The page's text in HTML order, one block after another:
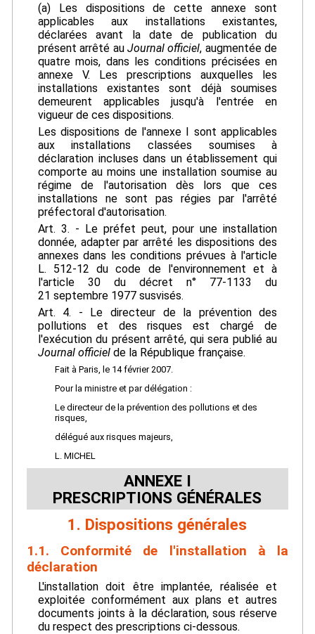
(a) Les dispositions de cette annexe sont
applicables aux installations existantes,
déclarées avant la date de publication du
présent arrêté au Journal officiel, augmentée de
quatre mois, dans les conditions précisées en
annexe V. Les prescriptions auxquelles les
installations existantes sont déjà soumises
demeurent applicables jusqu'à l'entrée en
vigueur de ces dispositions.
Les dispositions de l'annexe I sont applicables
aux installations classées soumises à
déclaration incluses dans un établissement qui
comporte au moins une installation soumise au
régime de l'autorisation dès lors que ces
installations ne sont pas régies par l'arrêté
préfectoral d'autorisation.
Art. 3. - Le préfet peut, pour une installation
donnée, adapter par arrêté les dispositions des
annexes dans les conditions prévues à l'article
L. 512-12 du code de l'environnement et à
l'article 30 du décret n° 77-1133 du
21 septembre 1977 susvisés.
Art. 4. - Le directeur de la prévention des
pollutions et des risques est chargé de
l'exécution du présent arrêté, qui sera publié au
Journal officielde la République française.
Fait à Paris, le 14 février 2007.
Pour la ministre et par délégation :
Le directeur de la prévention des pollutions et des
risques,
délégué aux risques majeurs,
L. MICHEL
ANNEXE I
PRESCRIPTIONS GÉNÉRALES
1. Dispositions générales
1.1. Conformité de l'installation à la
déclaration
L'installation doit être implantée, réalisée et
exploitée conformément aux plans et autres
documents joints à la déclaration, sous réserve
du respect des prescriptions ci-dessous.